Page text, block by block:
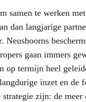
samen te werken
dan langjarige
Neushoorns
gaan immers
op termijn heel
inzet en de
zijn: de